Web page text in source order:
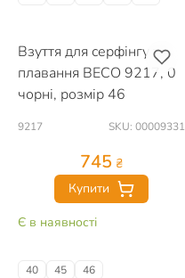
Взуття для серфінгу та
плавання BECO 9217, 0
чорні, розмір 46
9217 SKU: 00009331
745 ₴
Купити
Є в наявності
40 45 46